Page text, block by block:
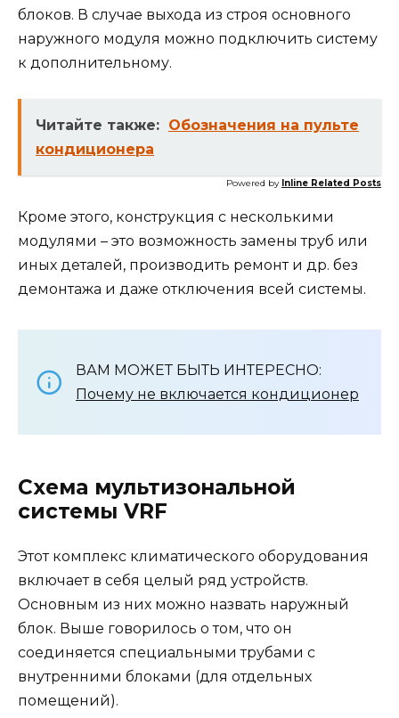
блоков. В случае выхода из строя основного
наружного модуля можно подключить систему
к дополнительному.
Читайте также: Обозначения на пульте
кондиционера
Powered by Inline Related Posts
Кроме этого, конструкция с несколькими
модулями – это возможность замены труб или
иных деталей, производить ремонт и др. без
демонтажа и даже отключения всей системы.
ВАМ МОЖЕТ БЫТЬ ИНТЕРЕСНО:
Почему не включается кондиционер
Схема мультизональной
системы VRF
Этот комплекс климатического оборудования
включает в себя целый ряд устройств.
Основным из них можно назвать наружный
блок. Выше говорилось о том, что он
соединяется специальными трубами с
внутренними блоками (для отдельных
помещений).